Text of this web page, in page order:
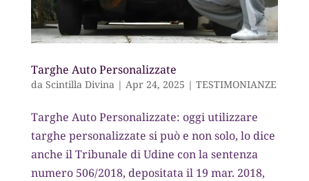
Targhe Auto Personalizzate
da Scintilla Divina | Apr 24, 2025 | TESTIMONIANZE
Targhe Auto Personalizzate: oggi utilizzare
targhe personalizzate si può e non solo, lo dice
anche il Tribunale di Udine con la sentenza
numero 506/2018, depositata il 19 mar. 2018,